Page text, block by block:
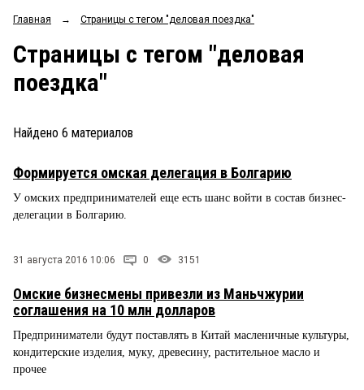
ОБЩЕСТВО
ЗАКОН
НОВОСТИ КОМПАНИЙ
ПРОИСШЕСТВИЯ
СТИЛЬ ЖИЗНИ
Мнения
Рейтинги
Главная → Страницы c тегом "деловая поездка"
Страницы c тегом "деловая
поездка"
Найдено 6 материалов
Формируется омская делегация в Болгарию
У омских предпринимателей еще есть шанс войти в состав бизнес-
делегации в Болгарию.
31 августа 2016 10:06 0 3151
Омские бизнесмены привезли из Маньчжурии
соглашения на 10 млн долларов
Предприниматели будут поставлять в Китай масленичные культуры,
кондитерские изделия, муку, древесину, растительное масло и
прочее